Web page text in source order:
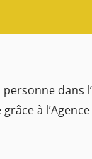
personne dans
à